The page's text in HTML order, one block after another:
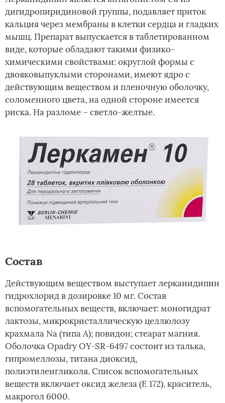
дигидропиридиновой группы, подавляет приток
кальция через мембраны в клетки сердца и гладких
мышц. Препарат выпускается в таблетированном
виде, которые обладают такими физико-
химическими свойствами: округлой формы с
двояковыпуклыми сторонами, имеют ядро с
действующим веществом и пленочную оболочку,
соломенного цвета, на одной стороне имеется
риска. На разломе – светло-желтые.
Состав
Действующим веществом выступает лерканидипин
гидрохлорид в дозировке 10 мг. Состав
вспомогательных веществ, включает: моногидрат
лактозы, микрокристаллическую целлюлозу
крахмала Na (типа А); повидон; стеарат магния.
Оболочка Opadry OY-SR-6497 состоит из талька,
гипромеллозы, титана диоксид,
полиэтиленгликоля. Список вспомогательных
веществ включает оксид железа (Е 172), краситель,
макрогол 6000.